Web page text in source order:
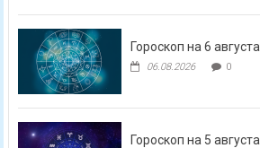
Гороскоп на 6 августа
06.08.2026 0
Гороскоп на 5 августа